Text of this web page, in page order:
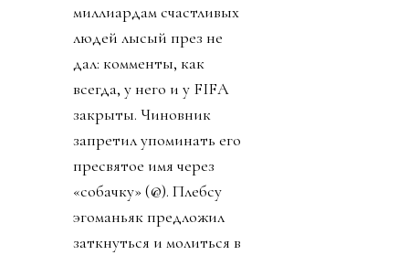
миллиардам счастливых
людей лысый през не
дал: комменты, как
всегда, у него и у FIFA
закрыты. Чиновник
запретил упоминать его
пресвятое имя через
«собачку» (@). Плебсу
эгоманьяк предложил
заткнуться и молиться в